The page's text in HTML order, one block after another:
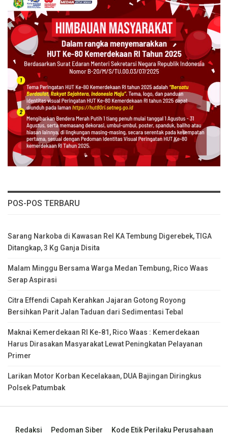
POS-POS TERBARU
Sarang Narkoba di Kawasan Rel KA Tembung Digerebek, TIGA
Ditangkap, 3 Kg Ganja Disita
Malam Minggu Bersama Warga Medan Tembung, Rico Waas
Serap Aspirasi
Citra Effendi Capah Kerahkan Jajaran Gotong Royong
Bersihkan Parit Jalan Taduan dari Sedimentasi Tebal
Maknai Kemerdekaan RI Ke-81, Rico Waas : Kemerdekaan
Harus Dirasakan Masyarakat Lewat Peningkatan Pelayanan
Primer
Larikan Motor Korban Kecelakaan, DUA Bajingan Diringkus
Polsek Patumbak
Redaksi Pedoman Siber Kode Etik Perilaku Perusahaan